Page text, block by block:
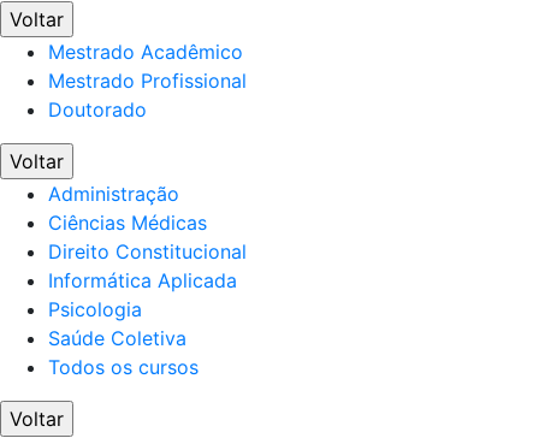
Voltar
Mestrado Acadêmico
Mestrado Profissional
Doutorado
Voltar
Administração
Ciências Médicas
Direito Constitucional
Informática Aplicada
Psicologia
Saúde Coletiva
Todos os cursos
Voltar